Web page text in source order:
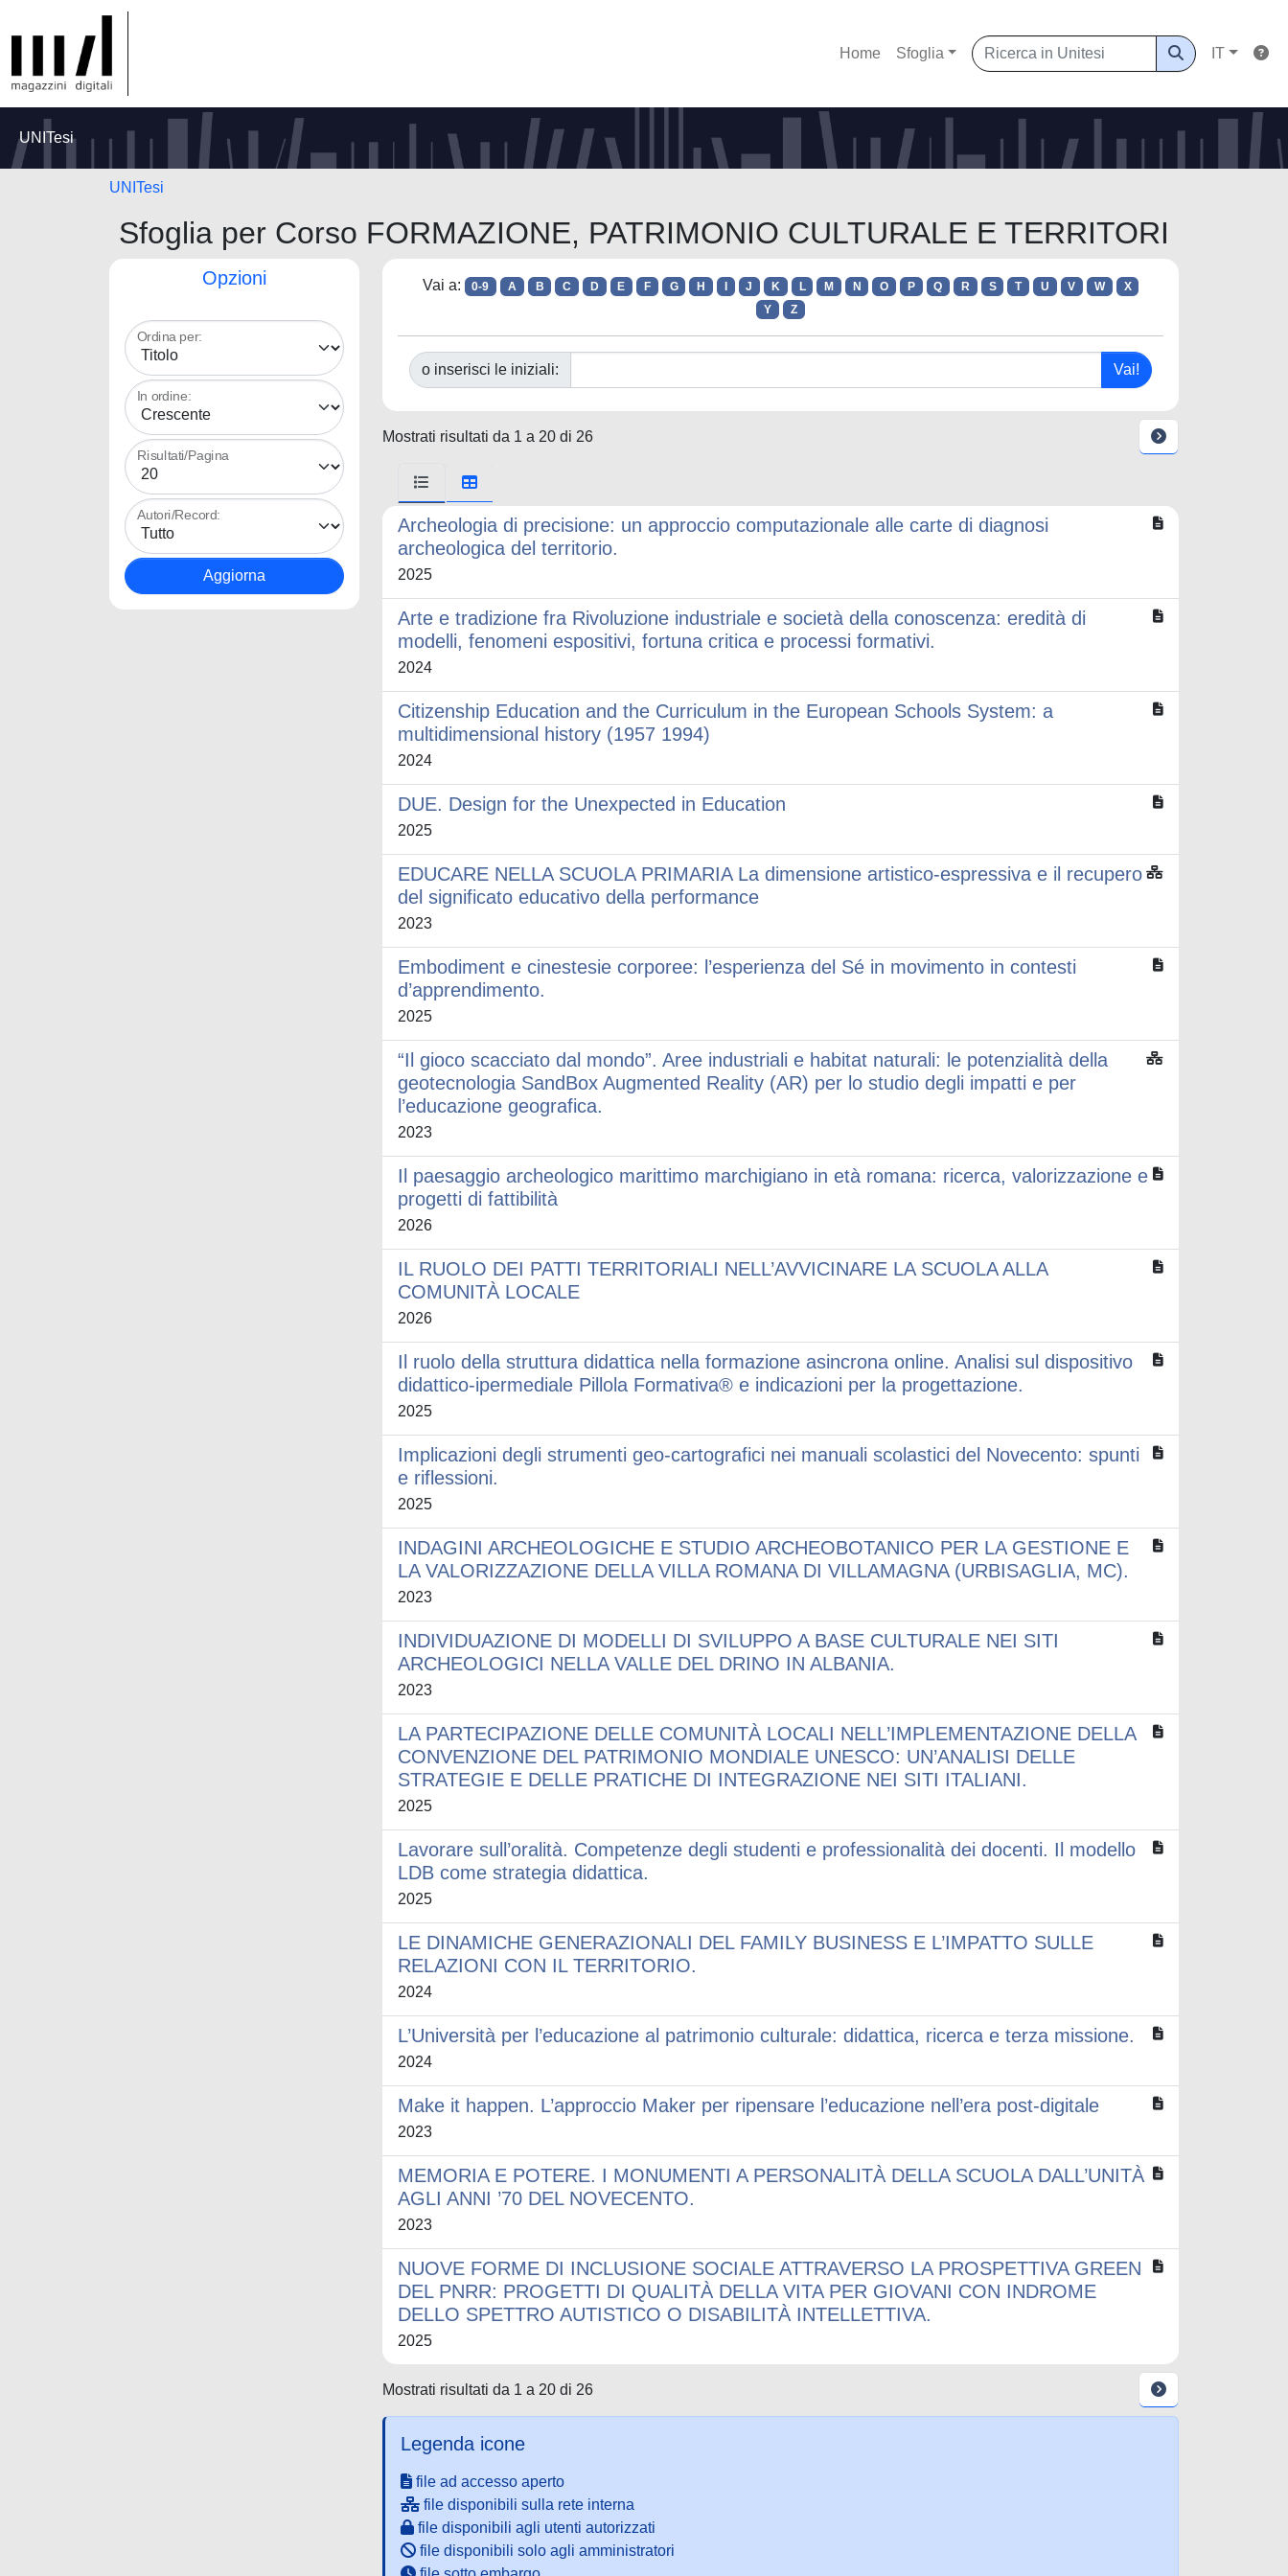
Home Sfoglia IT
UNITesi
UNITesi
Sfoglia per Corso FORMAZIONE, PATRIMONIO CULTURALE E TERRITORI
Opzioni
Ordina per:
In ordine:
Risultati/Pagina
Autori/Record:
Vai a: 0-9 A B C D E F G H J K L M N O P Q R S T U V W
X
Y
Z
o inserisci le iniziali:
Mostrati risultati da 1 a 20 di 26
Archeologia di precisione: un approccio computazionale alle carte di diagnosi
archeologica del territorio.
2025
Arte e tradizione fra Rivoluzione industriale e società della conoscenza: eredità di
modelli, fenomeni espositivi, fortuna critica e processi formativi.
2024
Citizenship Education and the Curriculum in the European Schools System: a
multidimensional history (1957 1994)
2024
DUE. Design for the Unexpected in Education
2025
EDUCARE NELLA SCUOLA PRIMARIA La dimensione artistico-espressiva e il recupero
del significato educativo della performance
2023
Embodiment e cinestesie corporee: l’esperienza del Sé in movimento in contesti
d’apprendimento.
2025
“Il gioco scacciato dal mondo”. Aree industriali e habitat naturali: le potenzialità della
geotecnologia SandBox Augmented Reality (AR) per lo studio degli impatti e per
l’educazione geografica.
2023
Il paesaggio archeologico marittimo marchigiano in età romana: ricerca, valorizzazione e
progetti di fattibilità
2026
IL RUOLO DEI PATTI TERRITORIALI NELL’AVVICINARE LA SCUOLA ALLA
COMUNITÀ LOCALE
2026
Il ruolo della struttura didattica nella formazione asincrona online. Analisi sul dispositivo
didattico-ipermediale Pillola Formativa® e indicazioni per la progettazione.
2025
Implicazioni degli strumenti geo-cartografici nei manuali scolastici del Novecento: spunti
e riflessioni.
2025
INDAGINI ARCHEOLOGICHE E STUDIO ARCHEOBOTANICO PER LA GESTIONE E
LA VALORIZZAZIONE DELLA VILLA ROMANA DI VILLAMAGNA (URBISAGLIA, MC).
2023
INDIVIDUAZIONE DI MODELLI DI SVILUPPO A BASE CULTURALE NEI SITI
ARCHEOLOGICI NELLA VALLE DEL DRINO IN ALBANIA.
2023
LA PARTECIPAZIONE DELLE COMUNITÀ LOCALI NELL’IMPLEMENTAZIONE DELLA
CONVENZIONE DEL PATRIMONIO MONDIALE UNESCO: UN’ANALISI DELLE
STRATEGIE E DELLE PRATICHE DI INTEGRAZIONE NEI SITI ITALIANI.
2025
Lavorare sull’oralità. Competenze degli studenti e professionalità dei docenti. Il modello
LDB come strategia didattica.
2025
LE DINAMICHE GENERAZIONALI DEL FAMILY BUSINESS E L’IMPATTO SULLE
RELAZIONI CON IL TERRITORIO.
2024
L’Università per l’educazione al patrimonio culturale: didattica, ricerca e terza missione.
2024
Make it happen. L’approccio Maker per ripensare l’educazione nell’era post-digitale
2023
MEMORIA E POTERE. I MONUMENTI A PERSONALITÀ DELLA SCUOLA DALL’UNITÀ
AGLI ANNI ’70 DEL NOVECENTO.
2023
NUOVE FORME DI INCLUSIONE SOCIALE ATTRAVERSO LA PROSPETTIVA GREEN
DEL PNRR: PROGETTI DI QUALITÀ DELLA VITA PER GIOVANI CON INDROME
DELLO SPETTRO AUTISTICO O DISABILITÀ INTELLETTIVA.
2025
Mostrati risultati da 1 a 20 di 26
Legenda icone
file ad accesso aperto
file disponibili sulla rete interna
file disponibili agli utenti autorizzati
file disponibili solo agli amministratori